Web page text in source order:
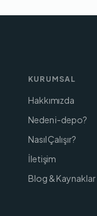
KURUMSAL
Hakkımızda
Neden i-depo?
Nasıl Çalışır?
İletişim
Blog & Kaynaklar